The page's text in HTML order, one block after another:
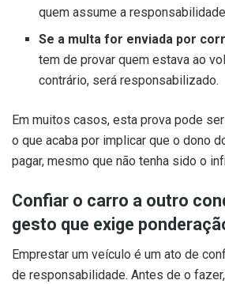
quem assume a
Se a multa for enviada por
tem de provar quem estava ao
contrário, será responsabilizado.
Em muitos casos, esta prova pode
o que acaba por implicar que o dono
pagar, mesmo que não tenha sido o
Confiar o carro a outro
gesto que exige
Emprestar um veículo é um ato de
de responsabilidade. Antes de o